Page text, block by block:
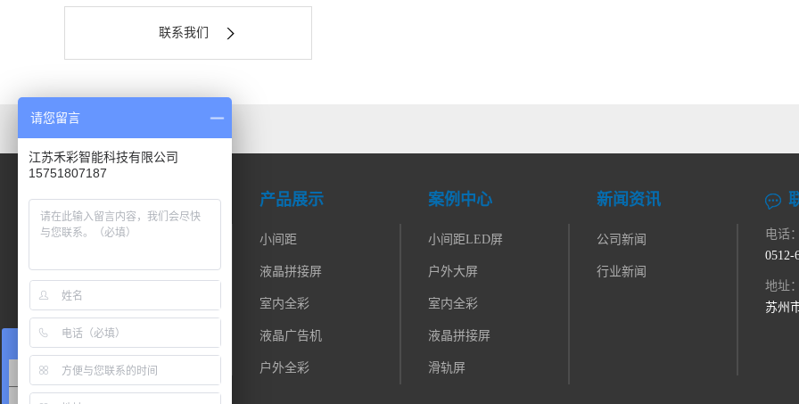
联系我们
友情链接：
公司简介
公司简介
产品展示
小间距
液晶拼接屏
室内全彩
液晶广告机
户外全彩
案例中心
小间距LED屏
户外大屏
室内全彩
液晶拼接屏
滑轨屏
新闻资讯
公司新闻
行业新闻
电话
0512-
地址
苏州
在线咨询
LED显示屏
液晶拼接屏
请您留言
江苏禾彩智能科技有限公司
15751807187